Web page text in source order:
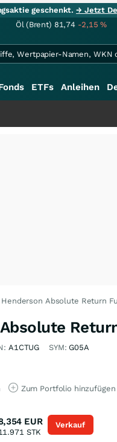
geschenkt.→ Jetzt
Öl (Brent) 81,74 -2,15%
ETFs Anleihen
Absolute Return
A1CTUG SYM: G05A
Zum Portfolio hinzufügen
EUR
STK
Verkauf